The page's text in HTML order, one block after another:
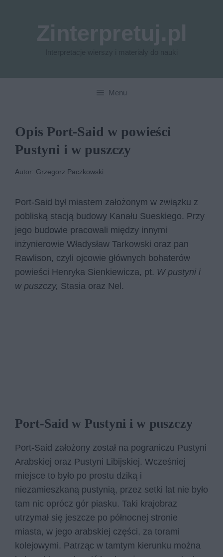
Menu
Opis Port-Said w powieści
Pustyni i w puszczy
Autor: Grzegorz Paczkowski
Port-Said był miastem założonym w związku z
pobliską stacją budowy Kanału Sueskiego. Przy
jego budowie pracowali między innymi
inżynierowie Władysław Tarkowski oraz pan
Rawlison, czyli ojcowie głównych bohaterów
powieści Henryka Sienkiewicza, pt. W pustyni i
w puszczy, Stasia oraz Nel.
Port-Said w Pustyni i w puszczy
Port-Said założony został na pograniczu Pustyni
Arabskiej oraz Pustyni Libijskiej. Wcześniej
miejsce to było po prostu dziką i
niezamieszkaną pustynią, przez setki lat nie było
tam nic oprócz gór piasku. Taki krajobraz
utrzymał się jeszcze po północnej stronie
miasta, w jego arabskiej części, za torami
kolejowymi. Patrząc w tamtym kierunku można